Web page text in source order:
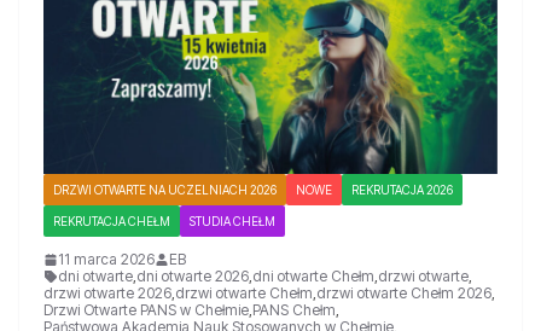
DRZWI OTWARTE NA UCZELNIACH 2026 NOWE REKRUTACJA 2026
REKRUTACJA CHEŁM STUDIA CHEŁM
11 marca 2026
EB
dni otwarte dni otwarte 2026 dni otwarte Chełm drzwi otwarte
drzwi otwarte 2026 drzwi otwarte Chełm drzwi otwarte Chełm 2026
Drzwi Otwarte PANS w Chełmie PANS Chełm
Państwowa Akademia Nauk Stosowanych w Chełmie